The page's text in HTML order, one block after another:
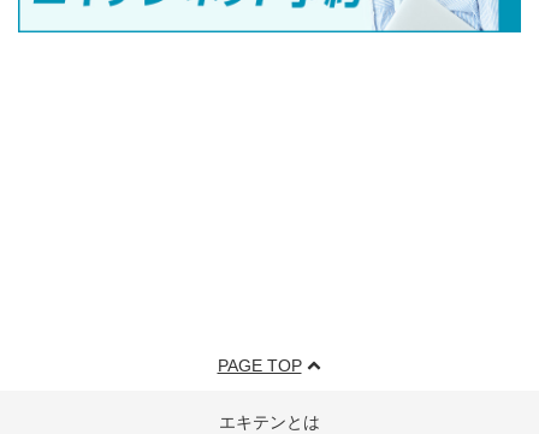
PAGE TOP
エキテンとは